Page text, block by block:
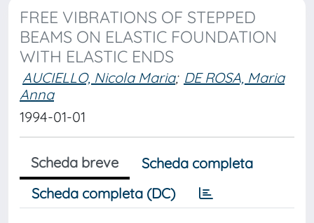
FREE VIBRATIONS OF STEPPED
BEAMS ON ELASTIC FOUNDATION
WITH ELASTIC ENDS
AUCIELLO, Nicola Maria; DE ROSA, Maria
Anna
1994-01-01
Scheda breve
Scheda completa
Scheda completa (DC)